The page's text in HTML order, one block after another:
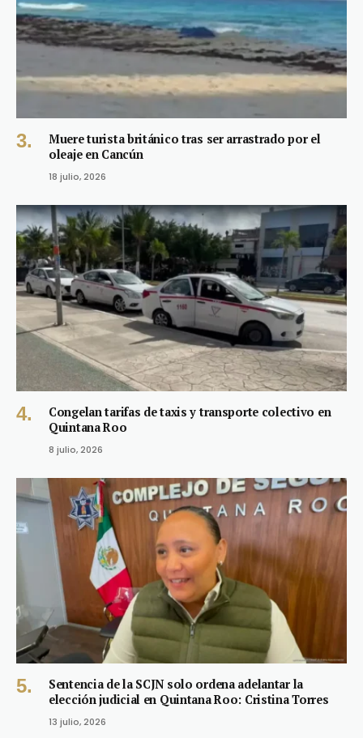
Muere turista británico tras ser arrastrado por el
oleaje en Cancún
18 julio, 2026
Congelan tarifas de taxis y transporte colectivo en
Quintana Roo
8 julio, 2026
Sentencia de la SCJN solo ordena adelantar la
elección judicial en Quintana Roo: Cristina Torres
13 julio, 2026